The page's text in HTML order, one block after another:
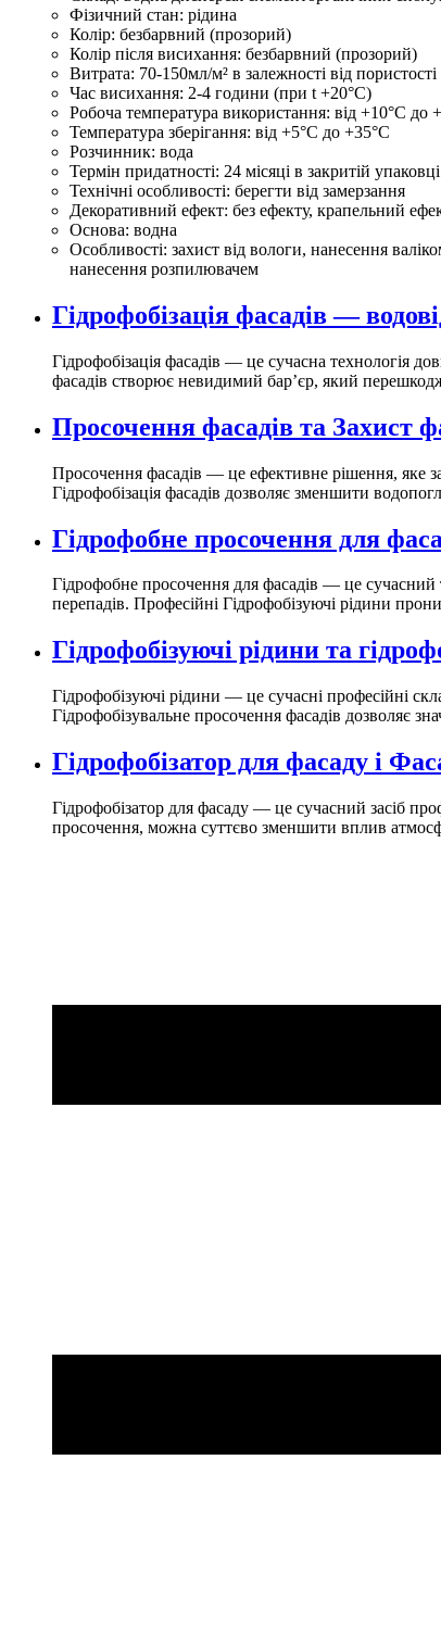
Фізичний стан: рідина
Колір: безбарвний (прозорий)
Колір після висихання: безбарвний (прозорий)
Витрата: 70-150мл/м² в залежності від
Час висихання: 2-4 години (при t +20°С)
Робоча температура використання: від +10°C до
Температура зберігання: від +5°C до +35°C
Розчинник: вода
Термін придатності: 24 місяці в закритій упаковці
Технічні особливості: берегти від замерзання
Декоративний ефект: без ефекту, крапельний
Основа: водна
Особливості: захист від вологи, нанесення
нанесення розпилювачем
Гідрофобізація фасадів —
Гідрофобізація фасадів — це сучасна технологія
фасадів створює невидимий бар’єр, який
Просочення фасадів та Захист
Просочення фасадів — це ефективне рішення, яке
Гідрофобізація фасадів дозволяє зменшити
Гідрофобне просочення для
Гідрофобне просочення для фасадів — це сучасний
перепадів. Професійні Гідрофобізуючі рідини
Гідрофобізуючі рідини та
Гідрофобізуючі рідини — це сучасні професійні
Гідрофобізувальне просочення фасадів дозволяє
Гідрофобізатор для фасаду і
Гідрофобізатор для фасаду — це сучасний засіб
просочення, можна суттєво зменшити вплив